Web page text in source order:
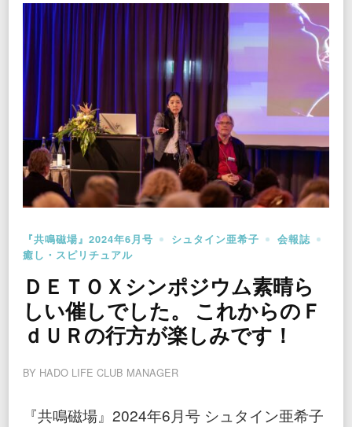
『共鳴磁場』2024年6月号 シュタイン亜希子
会報誌
癒し・スピリチュアル
ＤＥＴＯＸシンポジウム素晴ら
しい催しでした。 これからのＦ
ｄＵＲの行方が楽しみです！
BY HADO LIFE CLUB MANAGER
『共鳴磁場』2024年6月号 シュタイン亜希子